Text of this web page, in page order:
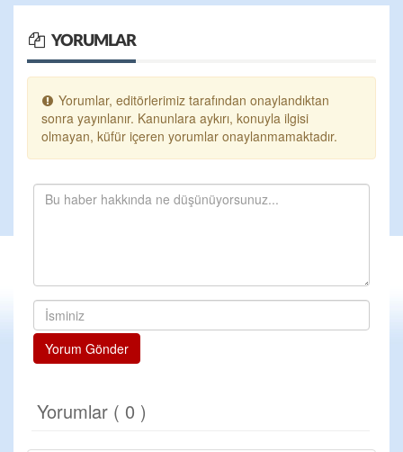
YORUMLAR
Yorumlar, editörlerimiz tarafından onaylandıktan
sonra yayınlanır. Kanunlara aykırı, konuyla ilgisi
olmayan, küfür içeren yorumlar onaylanmamaktadır.
Yorum Gönder
Yorumlar ( 0 )